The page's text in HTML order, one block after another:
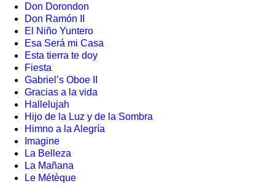
Don Dorondon
Don Ramón II
El Niño Yuntero
Esa Será mi Casa
Esta tierra te doy
Fiesta
Gabriel’s Oboe II
Gracias a la vida
Hallelujah
Hijo de la Luz y de la Sombra
Himno a la Alegría
Imagine
La Belleza
La Mañana
Le Métèque